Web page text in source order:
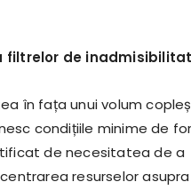
filtrelor de
în fața unui volum
condițiile minime de
de necesitatea de a
resurselor asupra